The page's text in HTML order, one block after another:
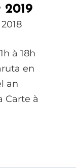
à 18h
en
an
Carte à